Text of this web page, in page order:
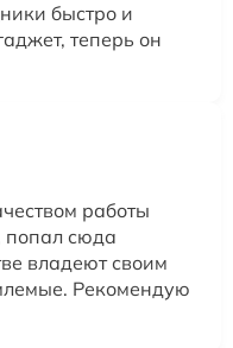
быстро и
теперь он
работы
попал сюда
владеют своим
Рекомендую